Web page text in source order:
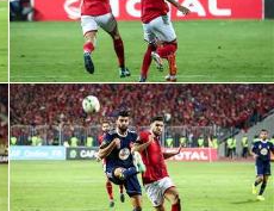
تحليل في الجول
حكايات في الجول
كويز في الجول
فيديو في الجول